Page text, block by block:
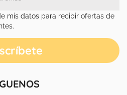
mis datos para recibir ofertas de